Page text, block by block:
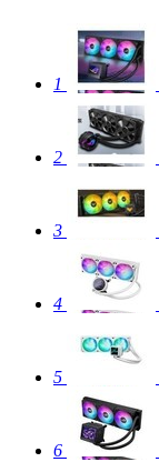
1
2
3
4
5
6